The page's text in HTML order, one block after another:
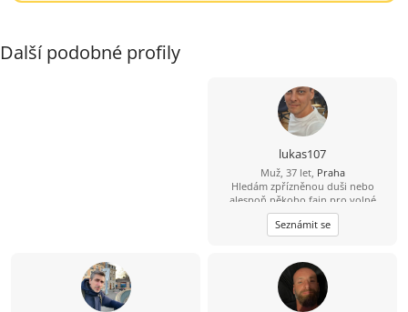
Další podobné profily
lukas107
Muž, 37 let, Praha
Hledám zpřízněnou duši nebo
alespoň někoho fajn pro volné
chvíle. ????
Seznámit se